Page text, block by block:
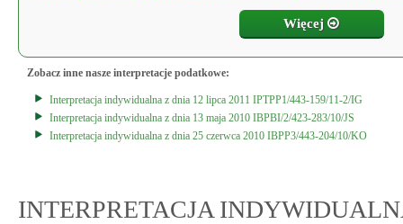
Więcej
Zobacz inne nasze interpretacje podatkowe:
Interpretacja indywidualna z dnia 12 lipca 2011 IPTPP1/443-159/11-2/IG
Interpretacja indywidualna z dnia 13 maja 2010 IBPBI/2/423-283/10/JS
Interpretacja indywidualna z dnia 25 czerwca 2010 IBPP3/443-204/10/KO
INTERPRETACJA